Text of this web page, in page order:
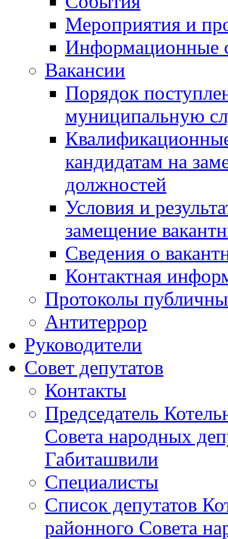
Мероприятия и
Информационные
Вакансии
Порядок
муниципальную
кандидатам на
должностей
Условия и
замещение
Сведения о
Контактная
Протоколы
Антитеррор
Руководители
Совет депутатов
Контакты
Председатель
Совета народных
Габиташвили
Специалисты
Список депутатов
районного Совета